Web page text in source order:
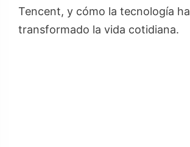
Tencent, y cómo la tecnología ha
transformado la vida cotidiana.